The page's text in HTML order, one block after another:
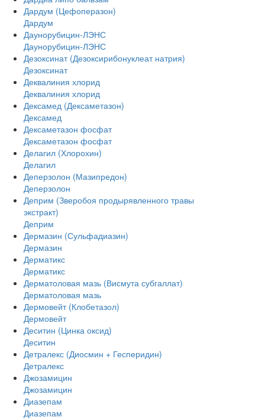
Дардум (Цефоперазон)
Дардум
Даунорубицин-ЛЭНС
Даунорубицин-ЛЭНС
Дезоксинат (Дезоксирибонуклеат натрия)
Дезоксинат
Деквалиния хлорид
Деквалиния хлорид
Дексамед (Дексаметазон)
Дексамед
Дексаметазон фосфат
Дексаметазон фосфат
Делагил (Хлорохин)
Делагил
Деперзолон (Мазипредон)
Деперзолон
Деприм (Зверобоя продырявленного травы
экстракт)
Деприм
Дермазин (Сульфадиазин)
Дермазин
Дерматикс
Дерматикс
Дерматоловая мазь (Висмута субгаллат)
Дерматоловая мазь
Дермовейт (Клобетазол)
Дермовейт
Деситин (Цинка оксид)
Деситин
Детралекс (Диосмин + Гесперидин)
Детралекс
Джозамицин
Джозамицин
Диазепам
Диазепам